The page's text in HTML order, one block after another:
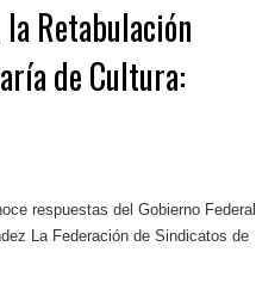
Retabulación
de Cultura:
respuestas del Gobierno Federal
La Federación de Sindicatos de